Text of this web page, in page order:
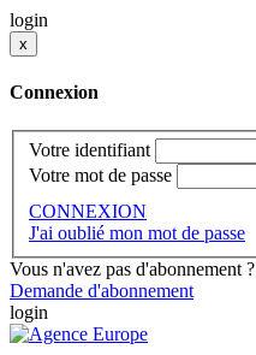
login
x
Connexion
Votre identifiant
Votre mot de passe
CONNEXION
J'ai oublié mon mot de passe
Vous n'avez pas d'abonnement ?
Demande d'abonnement
login